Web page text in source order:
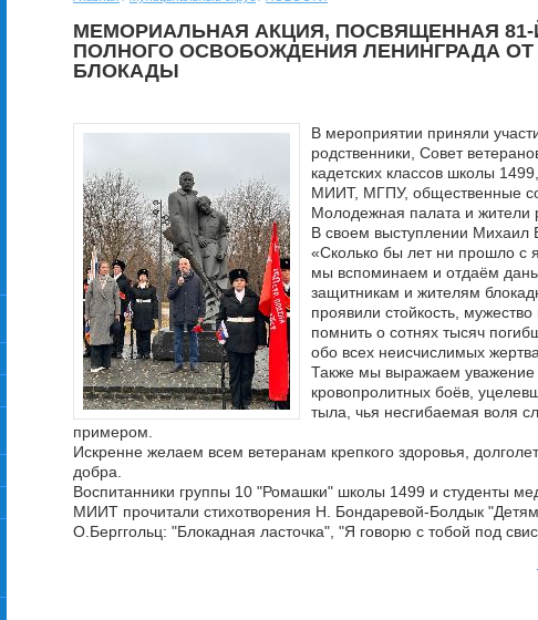
МЕМОРИАЛЬНАЯ АКЦИЯ, ПОСВЯЩЕННАЯ
ПОЛНОГО ОСВОБОЖДЕНИЯ ЛЕНИНГРАДА
БЛОКАДЫ
В мероприятии приняли
родственники, Совет
кадетских классов школы
МИИТ, МГПУ, общественные
Молодежная палата и жители
В своем выступлении Михаил
«Сколько бы лет ни прошло с
мы вспоминаем и отдаём
защитникам и жителям
проявили стойкость,
помнить о сотнях тысяч
обо всех неисчислимых
Также мы выражаем уважение
кровопролитных боёв,
тыла, чья несгибаемая воля
примером.
Искренне желаем всем ветеранам крепкого здоровья,
добра.
Воспитанники группы 10 "Ромашки" школы 1499 и студенты
МИИТ прочитали стихотворения Н. Бондаревой-Болдык
О.Берггольц: "Блокадная ласточка", "Я говорю с тобой под